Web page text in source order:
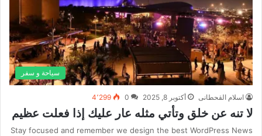
سياحة و سفر
اسلام القحطانى أكتوبر 8, 2025 0 4٬299
لا تنه عن خلق وتأتي مثله عار عليك إذا فعلت عظيم
Stay focused and remember we design the best WordPress News